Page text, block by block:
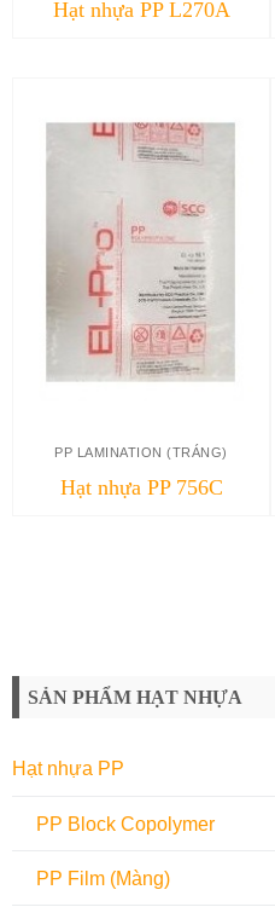
Hạt nhựa PP L270A
PP LAMINATION (TRÁNG)
Hạt nhựa PP 756C
SẢN PHẨM HẠT NHỰA
Hạt nhựa PP
PP Block Copolymer
PP Film (Màng)